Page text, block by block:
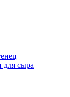
для сыра